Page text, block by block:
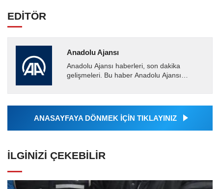
EDİTÖR
Anadolu Ajansı
Anadolu Ajansı haberleri, son dakika
gelişmeleri. Bu haber Anadolu Ajansı
tarafından geçilen tüm...
ANASAYFAYA DÖNMEK İÇİN TIKLAYINIZ
İLGINIZI ÇEKEBILIR